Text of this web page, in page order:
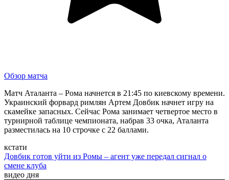
Обзор матча
Матч Аталанта – Рома начнется в 21:45 по киевскому времени.
Украинский форвард римлян Артем Довбик начнет игру на
скамейке запасных. Сейчас Рома занимает четвертое место в
турнирной таблице чемпионата, набрав 33 очка, Аталанта
разместилась на 10 строчке с 22 баллами.
кстати
Довбик готов уйти из Ромы – агент уже передал сигнал о
смене клуба
видео дня